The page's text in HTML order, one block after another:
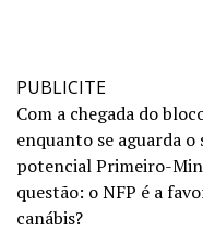
PUBLICITE
Com a chegada do
enquanto se aguarda o
potencial Primeiro-
questão: o NFP é a
canábis?